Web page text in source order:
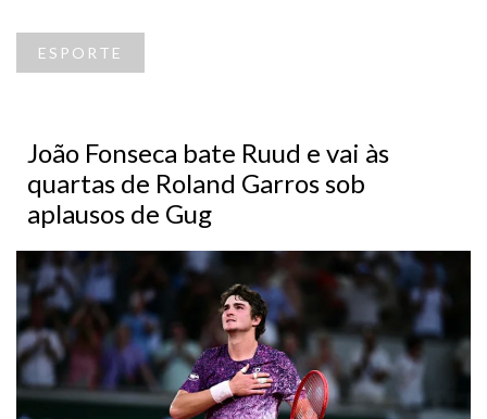
ESPORTE
João Fonseca bate Ruud e vai às
quartas de Roland Garros sob
aplausos de Gug